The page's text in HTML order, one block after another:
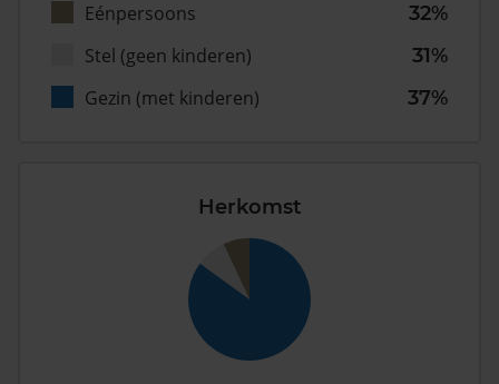
Eénpersoons
32%
Stel (geen kinderen)
31%
Gezin (met kinderen)
37%
Herkomst